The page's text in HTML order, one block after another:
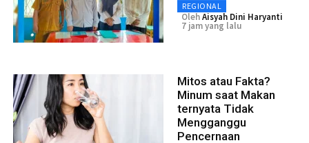
REGIONAL
OlehAisyah Dini Haryanti
7 jam yang lalu
Mitos atau Fakta?
Minum saat Makan
ternyata Tidak
Mengganggu
Pencernaan